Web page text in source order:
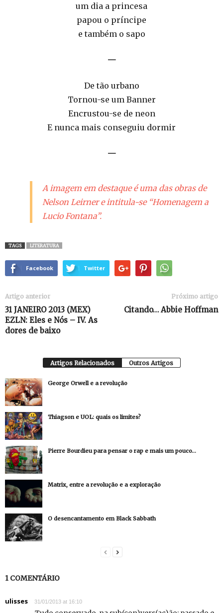
um dia a princesa
papou o príncipe
e também o sapo
—
De tão urbano
Tornou-se um Banner
Encrustou-se de neon
E nunca mais conseguiu dormir
—
A imagem em destaque é uma das obras de
Nelson Leirner e intitula-se“Homenagem a
Lucio Fontana”.
TAGS LITERATURA
Facebook Twitter
Artigo anterior
31 JANEIRO 2013 (MEX)
EZLN: Eles e Nós – IV. As
dores de baixo
Próximo artigo
Citando… Abbie Hoffman
Artigos Relacionados Outros Artigos
George Orwell e a revolução
Thiagson e UOL: quais os limites?
Pierre Bourdieu para pensar o rap e mais um pouco…
Matrix, entre a revolução e a exploração
O desencantamento em Black Sabbath
1 COMENTÁRIO
ulisses 31/01/2013 at 16:10